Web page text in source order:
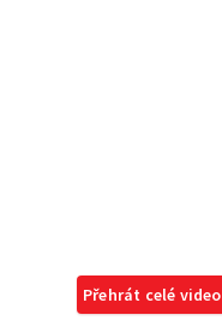
Přehrát celé video